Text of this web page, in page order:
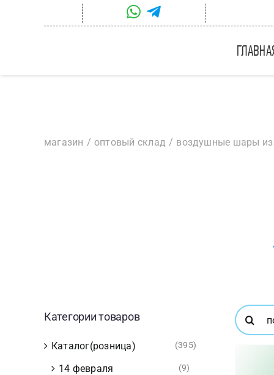
магазин оптовый склад воздушные шары из
Категории товаров
Каталог(розница) (395)
14 февраля (9)
поиска: